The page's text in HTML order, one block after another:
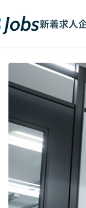
新着求人